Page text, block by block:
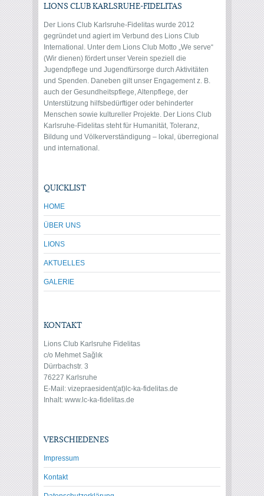
LIONS CLUB KARLSRUHE-FIDELITAS
Der Lions Club Karlsruhe-Fidelitas wurde 2012
gegründet und agiert im Verbund des Lions Club
International. Unter dem Lions Club Motto „We serve“
(Wir dienen) fördert unser Verein speziell die
Jugendpflege und Jugendfürsorge durch Aktivitäten
und Spenden. Daneben gilt unser Engagement z. B.
auch der Gesundheitspflege, Altenpflege, der
Unterstützung hilfsbedürftiger oder behinderter
Menschen sowie kultureller Projekte. Der Lions Club
Karlsruhe-Fidelitas steht für Humanität, Toleranz,
Bildung und Völkerverständigung – lokal, überregional
und international.
QUICKLIST
HOME
ÜBER UNS
LIONS
AKTUELLES
GALERIE
KONTAKT
Lions Club Karlsruhe Fidelitas
c/o Mehmet Sağlık
Dürrbachstr. 3
76227 Karlsruhe
E-Mail: vizepraesident(at)lc-ka-fidelitas.de
Inhalt: www.lc-ka-fidelitas.de
VERSCHIEDENES
Impressum
Kontakt